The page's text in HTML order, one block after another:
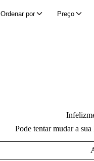
Ordenar por Preço
Pode tentar mudar a